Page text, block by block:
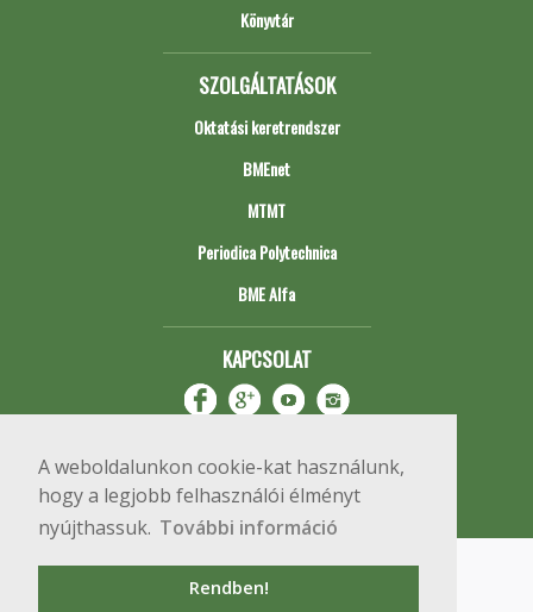
A weboldalunkon cookie-kat használunk,
hogy a legjobb felhasználói élményt
nyújthassuk. További információ
Rendben!
Könyvtár
SZOLGÁLTATÁSOK
Oktatási keretrendszer
BMEnet
MTMT
Periodica Polytechnica
BME Alfa
KAPCSOLAT
Copyright © 2020 BME Építőmérnöki Kar
1111 Budapest, Műegyetem rkp. 3.